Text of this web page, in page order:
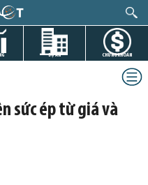
DỰ ÁN CHỨNG KHOÁN
sức ép từ giá và